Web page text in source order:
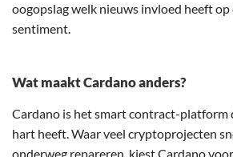
oogopslag welk nieuws invloed heeft op
sentiment.
Wat maakt Cardano anders?
Cardano is het smart contract-platform
hart heeft. Waar veel cryptoprojecten
onderweg repareren, kiest Cardano